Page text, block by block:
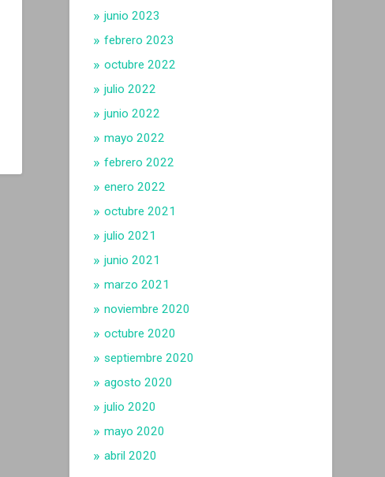
junio 2023
febrero 2023
octubre 2022
julio 2022
junio 2022
mayo 2022
febrero 2022
enero 2022
octubre 2021
julio 2021
junio 2021
marzo 2021
noviembre 2020
octubre 2020
septiembre 2020
agosto 2020
julio 2020
mayo 2020
abril 2020